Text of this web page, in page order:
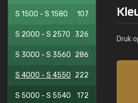
S 1500 - S 1580 107
S 2000 - S 2570 326
S 3000 - S 3560 286
S 4000 - S 4550 222
S 5000 - S 5540 172
Druk